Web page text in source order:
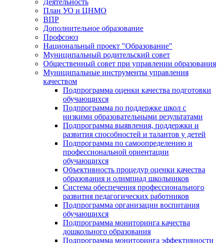
Деятельность
План УО и ЦНМО
ВПР
Дополнительное образование
Профсоюз
Национальный проект "Образование"
Муниципальный родительский совет
Общественный совет при управлении образования
Муниципальные инструменты управления
качеством
Подпрограмма оценки качества подготовки
обучающихся
Подпрограмма по поддержке школ с
низкими образовательными результатами
Подпрограмма выявления, поддержки и
развития способностей и талантов у детей
Подпрограмма по самоопределению и
профессиональной ориентации
обучающихся
Объективность процедур оценки качества
образования и олимпиад школьников
Система обеспечения профессионального
развития педагогических работников
Подпрограмма организации воспитания
обучающихся
Подпрограмма мониторинга качества
дошкольного образования
Подпрограмма мониторинга эффективности